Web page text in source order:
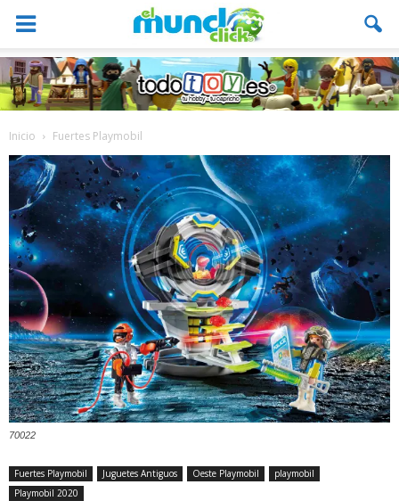
Inicio Fuertes Playmobil
70022
Fuertes Playmobil Juguetes Antiguos Oeste Playmobil
playmobil
Playmobil 2020